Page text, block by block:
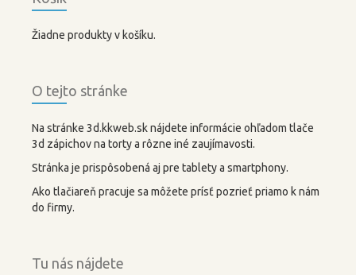
Žiadne produkty v košíku.
O tejto stránke
Na stránke 3d.kkweb.sk nájdete informácie ohľadom tlače
3d zápichov na torty a rôzne iné zaujímavosti.
Stránka je prispôsobená aj pre tablety a smartphony.
Ako tlačiareň pracuje sa môžete prísť pozrieť priamo k nám
do firmy.
Tu nás nájdete